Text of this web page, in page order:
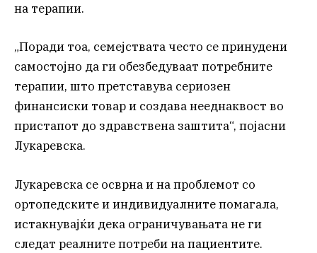
на терапии.
„Поради тоа, семејствата често се принудени
самостојно да ги обезбедуваат потребните
терапии, што претставува сериозен
финансиски товар и создава нееднаквост во
пристапот до здравствена заштита“, појасни
Лукаревска.
Лукаревска се осврна и на проблемот со
ортопедските и индивидуалните помагала,
истакнувајќи дека ограничувањата не ги
следат реалните потреби на пациентите.